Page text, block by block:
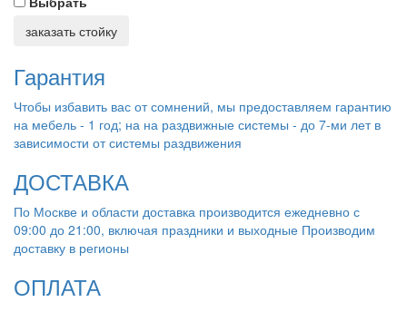
заказать стойку
Гарантия
Чтобы избавить вас от сомнений, мы предоставляем гарантию
на мебель - 1 год; на на раздвижные системы - до 7-ми лет в
зависимости от системы раздвижения
ДОСТАВКА
По Москве и области доставка производится ежедневно с
09:00 до 21:00, включая праздники и выходные Производим
доставку в регионы
ОПЛАТА